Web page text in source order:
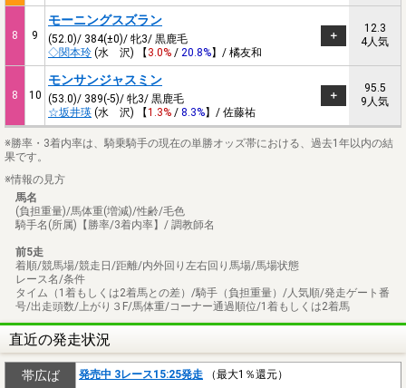
8 9
モーニングスズラン
(52.0)/ 384(±0)/ 牝3/ 黒鹿毛
◇関本玲 (水 沢) 【3.0% / 20.8%】/ 橘友和
12.3
4人気
8 10
モンサンジャスミン
(53.0)/ 389(-5)/ 牝3/ 黒鹿毛
☆坂井瑛 (水 沢) 【1.3% / 8.3%】/ 佐藤祐
95.5
9人気
※勝率・3着内率は、騎乗騎手の現在の単勝オッズ帯における、過去1年以内の結
果です。
※情報の見方
馬名
(負担重量)/馬体重(増減)/性齢/毛色
騎手名(所属)【勝率/3着内率】/ 調教師名
前5走
着順/競馬場/競走日/距離/内外回り左右回り馬場/馬場状態
レース名/条件
タイム（1着もしくは2着馬との差）/騎手（負担重量）/人気順/発走ゲート番
号/出走頭数/上がり３F/馬体重/コーナー通過順位/1着もしくは2着馬
直近の発走状況
帯広ば 発売中 3レース15:25発走 （最大1％還元）